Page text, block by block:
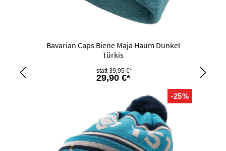
Bavarian Caps Biene Maja Haum Dunkel
Türkis
29,90 €*
39,95 €*
-25%